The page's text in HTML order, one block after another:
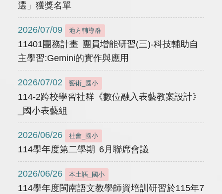
選」獲獎名單
2026/07/09 地方輔導群
11401團務計畫 團員增能研習(三)-科技輔助自
主學習:Gemini的實作與應用
2026/07/02 藝術_國小
114-2跨校學習社群《數位融入表藝教案設計》
_國小表藝組
2026/06/26 社會_國小
114學年度第二學期 6月聯席會議
2026/06/26 本土語_國小
114學年度閩南語文教學師資培訓研習於115年7